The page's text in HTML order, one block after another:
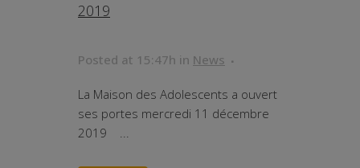
2019
Posted at 15:47h in News
La Maison des Adolescents a ouvert
ses portes mercredi 11 décembre
2019 ...